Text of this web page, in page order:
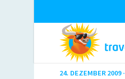
24. DEZEMBER 2009 ·